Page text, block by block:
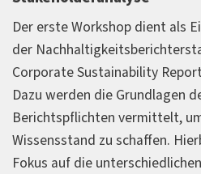
Der erste Workshop dient als
der
Corporate Sustainability
Dazu werden die Grundlagen
Berichtspflichten vermittelt,
Wissensstand zu schaffen.
Fokus auf die